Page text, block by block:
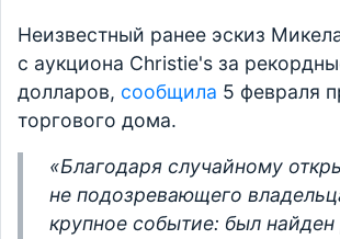
Неизвестный ранее эскиз
с аукциона Christie's за
долларов, сообщила 5 февраля
торгового дома.
«Благодаря случайному
не подозревающего
крупное событие: был найден